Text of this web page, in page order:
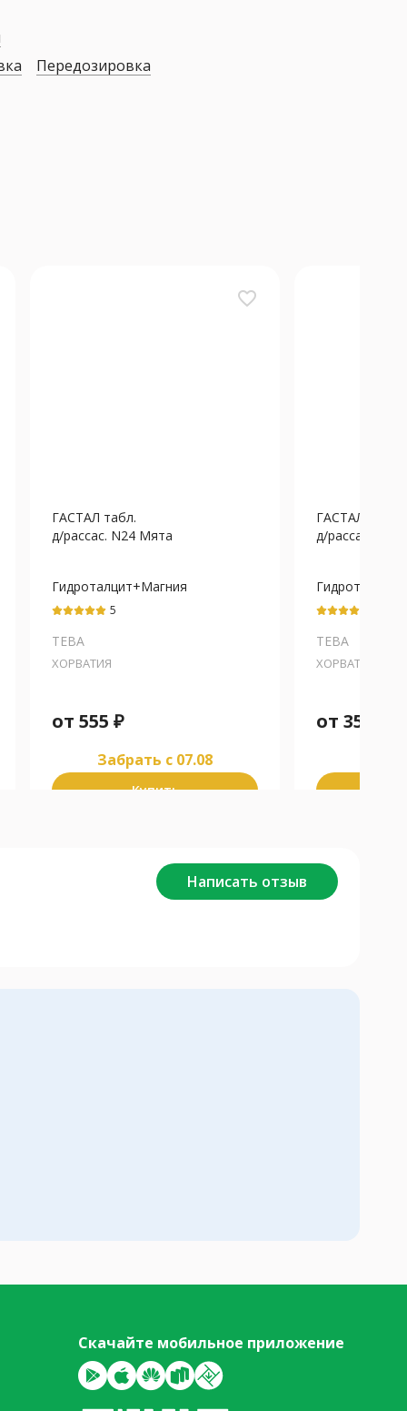
Передозировка
favorite_border
ГАСТАЛ табл.
д/рассас. N24 Мята
Гидроталцит+Магния
гидроксид5
ТЕВА
ХОРВАТИЯ
от 555 ₽
Забрать c 07.08
Купить
ГАСТАЛ табл.
д/рассас. N12
гидроксид
ТЕВА
ХОРВАТИЯ
от 355
Написать отзыв
Скачайте мобильное приложение